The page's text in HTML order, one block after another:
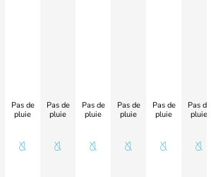
Pas de
pluie
Pas de
pluie
Pas de
pluie
Pas de
pluie
Pas de
pluie
Pas de
pluie